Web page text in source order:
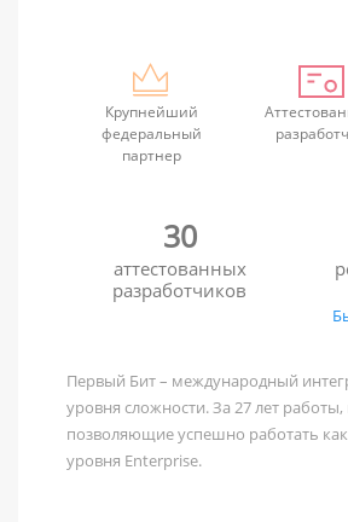
Крупнейший
федеральный
партнер
30
аттестованных
разработчиков
Первый Бит – международный
уровня сложности. За 27 лет
позволяющие успешно работать
уровня Enterprise.